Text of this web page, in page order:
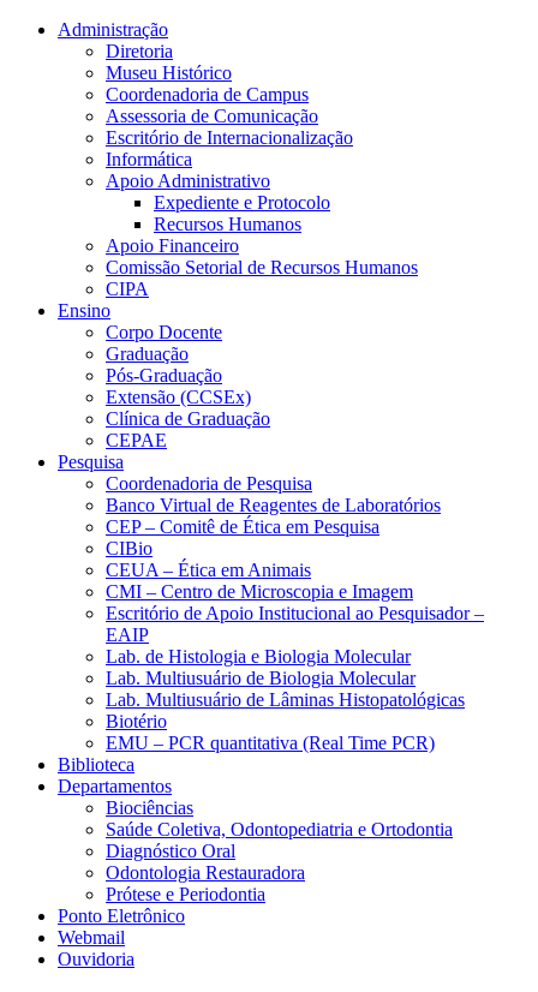
Conteúdo principal Menu principal
Administração
Diretoria
Museu Histórico
Coordenadoria de Campus
Assessoria de Comunicação
Escritório de Internacionalização
Informática
Apoio Administrativo
Expediente e Protocolo
Recursos Humanos
Apoio Financeiro
Comissão Setorial de Recursos Humanos
CIPA
Ensino
Corpo Docente
Graduação
Pós-Graduação
Extensão (CCSEx)
Clínica de Graduação
CEPAE
Pesquisa
Coordenadoria de Pesquisa
Banco Virtual de Reagentes de Laboratórios
CEP – Comitê de Ética em Pesquisa
CIBio
CEUA – Ética em Animais
CMI – Centro de Microscopia e Imagem
Escritório de Apoio Institucional ao Pesquisador –
EAIP
Lab. de Histologia e Biologia Molecular
Lab. Multiusuário de Biologia Molecular
Lab. Multiusuário de Lâminas Histopatológicas
Biotério
EMU – PCR quantitativa (Real Time PCR)
Biblioteca
Departamentos
Biociências
Saúde Coletiva, Odontopediatria e Ortodontia
Diagnóstico Oral
Odontologia Restauradora
Prótese e Periodontia
Ponto Eletrônico
Webmail
Ouvidoria